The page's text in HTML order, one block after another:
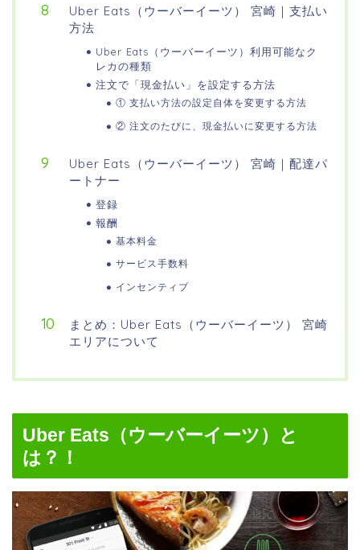
Uber Eats（ウーバーイーツ） 宮崎｜支払い
方法
Uber Eats（ウーバーイーツ）利用可能なク
レカの種類
注文で「現金払い」を設定する方法
① 支払い方法の設定自体を変更する方法
② 注文のたびに、現金払いに変更する方法
Uber Eats（ウーバーイーツ） 宮崎｜配達パ
ートナー
登録
報酬
基本料金
サービス手数料
インセンティブ
まとめ：Uber Eats（ウーバーイーツ） 宮崎
エリアについて
Uber Eats（ウーバーイーツ）と
は？！